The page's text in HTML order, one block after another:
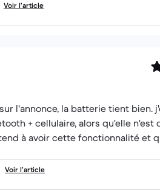
Voir l’article
l'annonce, la batterie tient bien.
+ cellulaire, alors qu'elle n'est
à avoir cette fonctionnalité et
Voir l’article